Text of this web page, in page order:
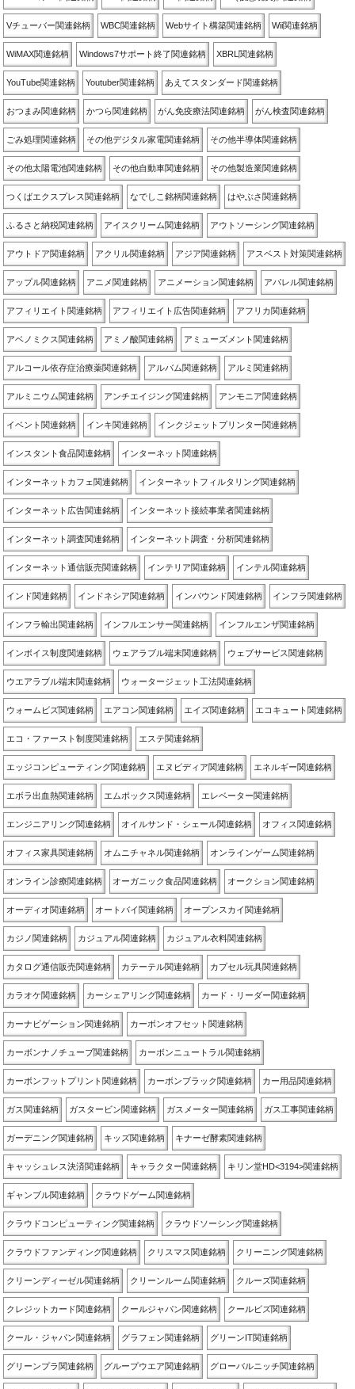
Vチューバー関連銘柄 WBC関連銘柄 Webサイト構築関連銘柄 Wii関連銘柄
WiMAX関連銘柄 Windows7サポート終了関連銘柄 XBRL関連銘柄
YouTube関連銘柄 Youtuber関連銘柄 あえてスタンダード関連銘柄
おつまみ関連銘柄 かつら関連銘柄 がん免疫療法関連銘柄 がん検査関連銘柄
ごみ処理関連銘柄 その他デジタル家電関連銘柄 その他半導体関連銘柄
その他太陽電池関連銘柄 その他自動車関連銘柄 その他製造業関連銘柄
つくばエクスプレス関連銘柄 なでしこ銘柄関連銘柄 はやぶさ関連銘柄
ふるさと納税関連銘柄 アイスクリーム関連銘柄 アウトソーシング関連銘柄
アウトドア関連銘柄 アクリル関連銘柄 アジア関連銘柄 アスベスト対策関連銘柄
アップル関連銘柄 アニメ関連銘柄 アニメーション関連銘柄 アパレル関連銘柄
アフィリエイト関連銘柄 アフィリエイト広告関連銘柄 アフリカ関連銘柄
アベノミクス関連銘柄 アミノ酸関連銘柄 アミューズメント関連銘柄
アルコール依存症治療薬関連銘柄 アルバム関連銘柄 アルミ関連銘柄
アルミニウム関連銘柄 アンチエイジング関連銘柄 アンモニア関連銘柄
イベント関連銘柄 インキ関連銘柄 インクジェットプリンター関連銘柄
インスタント食品関連銘柄 インターネット関連銘柄
インターネットカフェ関連銘柄 インターネットフィルタリング関連銘柄
インターネット広告関連銘柄 インターネット接続事業者関連銘柄
インターネット調査関連銘柄 インターネット調査・分析関連銘柄
インターネット通信販売関連銘柄 インテリア関連銘柄 インテル関連銘柄
インド関連銘柄 インドネシア関連銘柄 インバウンド関連銘柄 インフラ関連銘柄
インフラ輸出関連銘柄 インフルエンサー関連銘柄 インフルエンザ関連銘柄
インボイス制度関連銘柄 ウェアラブル端末関連銘柄 ウェブサービス関連銘柄
ウエアラブル端末関連銘柄 ウォータージェット工法関連銘柄
ウォームビズ関連銘柄 エアコン関連銘柄 エイズ関連銘柄 エコキュート関連銘柄
エコ・ファースト制度関連銘柄 エステ関連銘柄
エッジコンピューティング関連銘柄 エヌビディア関連銘柄 エネルギー関連銘柄
エボラ出血熱関連銘柄 エムポックス関連銘柄 エレベーター関連銘柄
エンジニアリング関連銘柄 オイルサンド・シェール関連銘柄 オフィス関連銘柄
オフィス家具関連銘柄 オムニチャネル関連銘柄 オンラインゲーム関連銘柄
オンライン診療関連銘柄 オーガニック食品関連銘柄 オークション関連銘柄
オーディオ関連銘柄 オートバイ関連銘柄 オープンスカイ関連銘柄
カジノ関連銘柄 カジュアル関連銘柄 カジュアル衣料関連銘柄
カタログ通信販売関連銘柄 カテーテル関連銘柄 カプセル玩具関連銘柄
カラオケ関連銘柄 カーシェアリング関連銘柄 カード・リーダー関連銘柄
カーナビゲーション関連銘柄 カーボンオフセット関連銘柄
カーボンナノチューブ関連銘柄 カーボンニュートラル関連銘柄
カーボンフットプリント関連銘柄 カーボンブラック関連銘柄 カー用品関連銘柄
ガス関連銘柄 ガスタービン関連銘柄 ガスメーター関連銘柄 ガス工事関連銘柄
ガーデニング関連銘柄 キッズ関連銘柄 キナーゼ酵素関連銘柄
キャッシュレス決済関連銘柄 キャラクター関連銘柄 キリン堂HD<3194>関連銘柄
ギャンブル関連銘柄 クラウドゲーム関連銘柄
クラウドコンピューティング関連銘柄 クラウドソーシング関連銘柄
クラウドファンディング関連銘柄 クリスマス関連銘柄 クリーニング関連銘柄
クリーンディーゼル関連銘柄 クリーンルーム関連銘柄 クルーズ関連銘柄
クレジットカード関連銘柄 クールジャパン関連銘柄 クールビズ関連銘柄
クール・ジャパン関連銘柄 グラフェン関連銘柄 グリーンIT関連銘柄
グリーンプラ関連銘柄 グループウエア関連銘柄 グローバルニッチ関連銘柄